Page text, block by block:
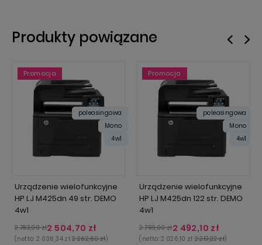
Produkty powiązane
poleasingowa
Mono
4w1
Promocja
Urządzenie wielofunkcyjne
HP LJ M425dn 49 str. DEMO
4w1
2 783,00 zł2 504,70 zł
(netto: 2 036,34 zł 2 262,60 zł)
Promocja
poleasingowa
Mono
4w1
Promocja
Urządzenie wielofunkcyjne
HP LJ M425dn 122 str. DEMO
4w1
2 769,00 zł2 492,10 zł
(netto: 2 026,10 zł 2 251,22 zł)
Promocja